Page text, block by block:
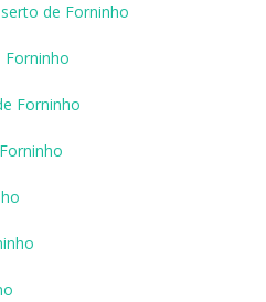
de Forninho
Forninho
Forninho